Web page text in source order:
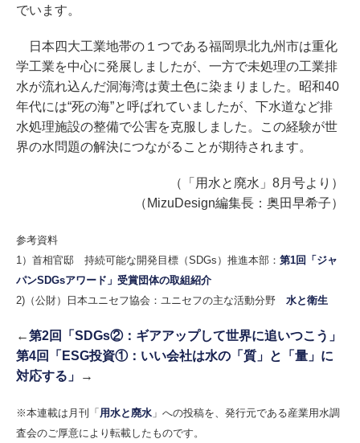
でいます。
日本四大工業地帯の１つである福岡県北九州市は重化
学工業を中心に発展しましたが、一方で未処理の工業排
水が流れ込んだ洞海湾は黄土色に染まりました。昭和40
年代には“死の海”と呼ばれていましたが、下水道など排
水処理施設の整備で公害を克服しました。この経験が世
界の水問題の解決につながることが期待されます。
（「用水と廃水」8月号より）
（MizuDesign編集長：奥田早希子）
参考資料
1）首相官邸 持続可能な開発目標（SDGs）推進本部： 第1回「ジャ
パンSDGsアワード」受賞団体の取組紹介
2)（公財）日本ユニセフ協会：ユニセフの主な活動分野 水と衛生
←第2回「SDGs②：ギアアップして世界に追いつこう」
第4回「ESG投資①：いい会社は水の「質」と「量」に
対応する」
→
※本連載は月刊「用水と廃水 」への投稿を、発行元である産業用水調
査会のご厚意により転載したものです。